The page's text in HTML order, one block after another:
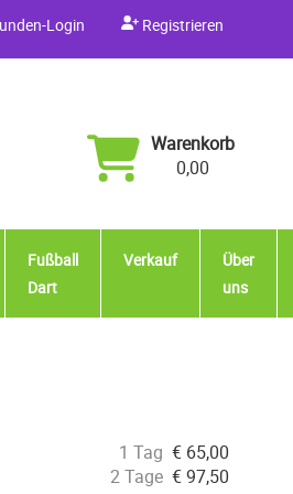
Login Registrieren
Warenkorb
0,00
Fußball
Dart
Verkauf
Über
uns
1 Tag € 65,00
2 Tage €97,50